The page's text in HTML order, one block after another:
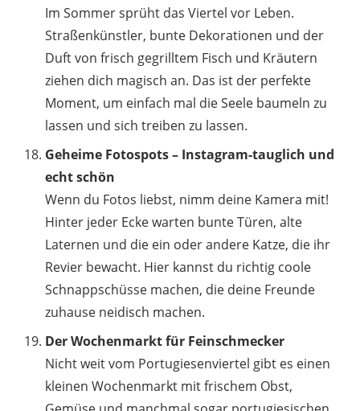
Im Sommer sprüht das Viertel vor Leben.
Straßenkünstler, bunte Dekorationen und der
Duft von frisch gegrilltem Fisch und Kräutern
ziehen dich magisch an. Das ist der perfekte
Moment, um einfach mal die Seele baumeln zu
lassen und sich treiben zu lassen.
Geheime Fotospots – Instagram-tauglich und
echt schön
Wenn du Fotos liebst, nimm deine Kamera mit!
Hinter jeder Ecke warten bunte Türen, alte
Laternen und die ein oder andere Katze, die ihr
Revier bewacht. Hier kannst du richtig coole
Schnappschüsse machen, die deine Freunde
zuhause neidisch machen.
Der Wochenmarkt für Feinschmecker
Nicht weit vom Portugiesenviertel gibt es einen
kleinen Wochenmarkt mit frischem Obst,